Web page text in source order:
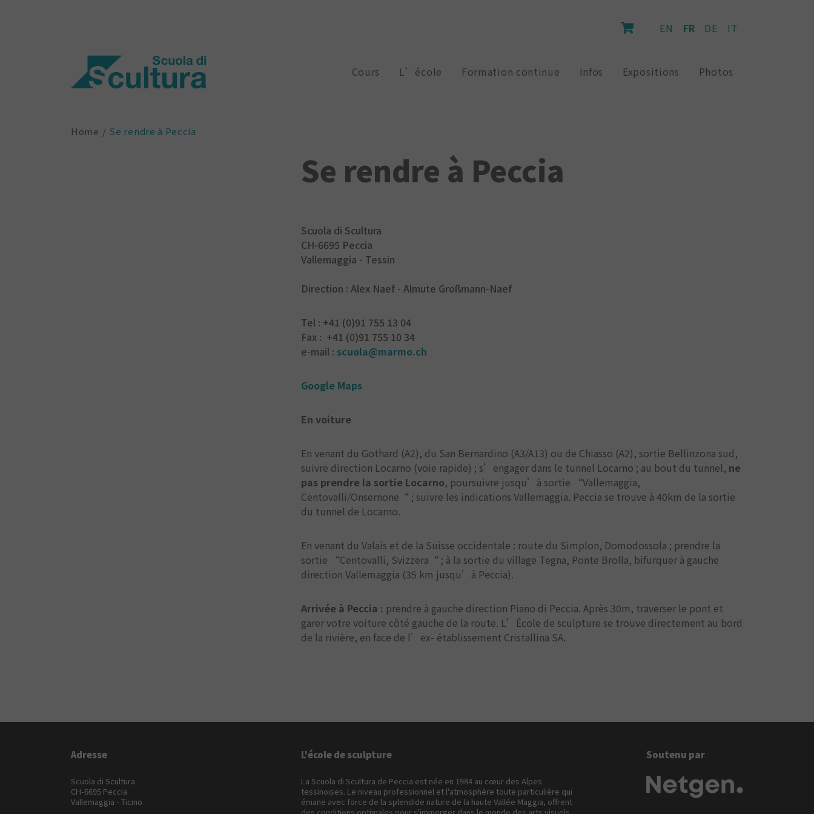
EN FR DE IT
Cours L’école Formation continue Infos Expositions Photos
Home Se rendre à Peccia
Se rendre à Peccia
Scuola di Scultura
CH-6695 Peccia
Vallemaggia - Tessin
Direction : Alex Naef - Almute Großmann-Naef
Tel : +41 (0)91 755 13 04
Fax : +41 (0)91 755 10 34
e-mail : scuola@marmo.ch
Google Maps
En voiture
En venant du Gothard (A2), du San Bernardino (A3/A13) ou de Chiasso (A2), sortie Bellinzona sud,
suivre direction Locarno (voie rapide) ; s’engager dans le tunnel Locarno ; au bout du tunnel, ne
pas prendre la sortie Locarno, poursuivre jusqu’à sortie “Vallemaggia,
Centovalli/Onsernone“ ; suivre les indications Vallemaggia. Peccia se trouve à 40km de la sortie
du tunnel de Locarno.
En venant du Valais et de la Suisse occidentale : route du Simplon, Domodossola ; prendre la
sortie “Centovalli, Svizzera“ ; à la sortie du village Tegna, Ponte Brolla, bifurquer à gauche
direction Vallemaggia (35 km jusqu’à Peccia).
Arrivée à Peccia : prendre à gauche direction Piano di Peccia. Après 30m, traverser le pont et
garer votre voiture côté gauche de la route. L’École de sculpture se trouve directement au bord
de la rivière, en face de l’ex- établissement Cristallina SA.
Adresse
Scuola di Scultura
CH-6695 Peccia
Vallemaggia - Ticino
L'école de sculpture
La Scuola di Scultura de Peccia est née en 1984 au cœur des Alpes
tessinoises. Le niveau professionnel et l'atmosphère toute particulière qui
émane avec force de la splendide nature de la haute Vallée Maggia, offrent
Soutenu par